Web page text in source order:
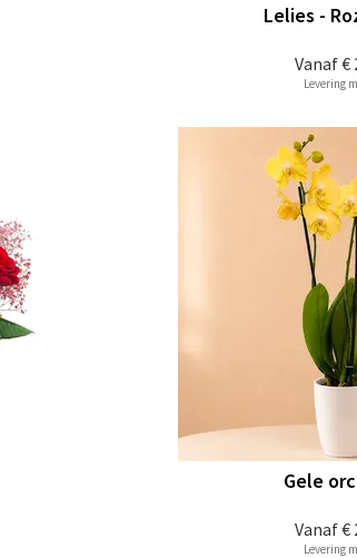
Vanaf€
Lelies -
Levering
Vanaf€
Gele
Levering